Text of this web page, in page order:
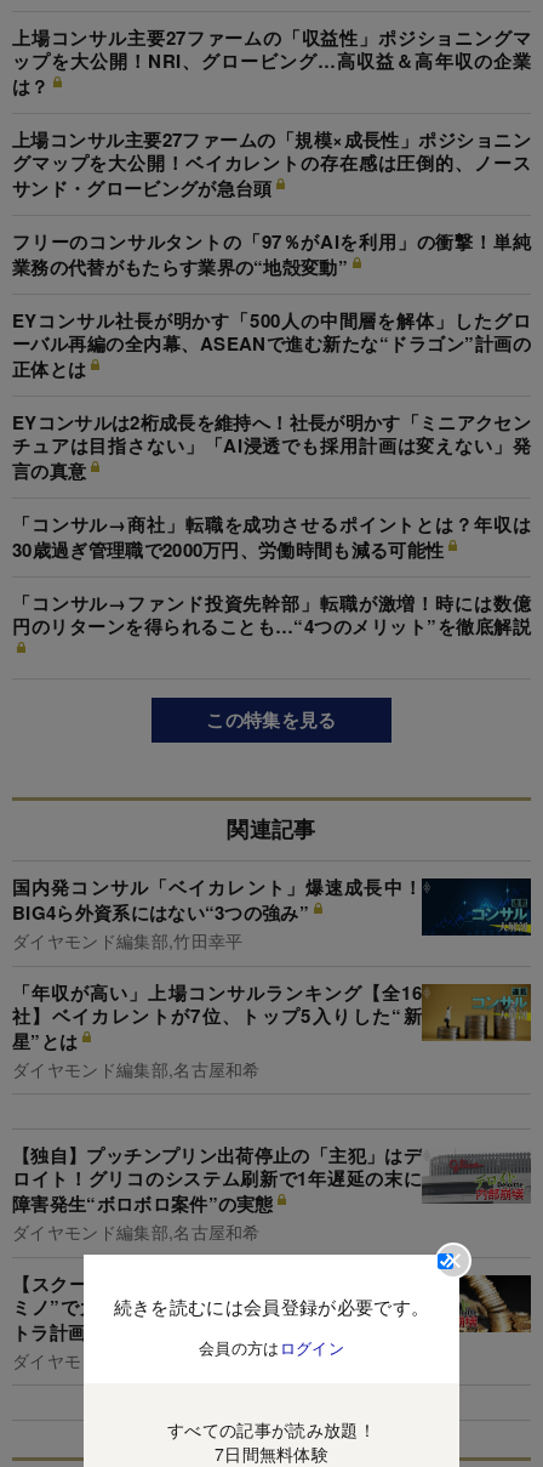
続きを読むには会員登録が必要です。
会員の方は ログイン
すべての記事が読み放題！
7日間無料体験
上場コンサル主要27ファームの「収益性」ポジショニングマ
ップを大公開！NRI、グロービング…高収益＆高年収の企業
は？
上場コンサル主要27ファームの「規模×成長性」ポジショニン
グマップを大公開！ベイカレントの存在感は圧倒的、ノース
サンド・グロービングが急台頭
フリーのコンサルタントの「97％がAIを利用」の衝撃！単純
業務の代替がもたらす業界の“地殻変動”
EYコンサル社長が明かす「500人の中間層を解体」したグロ
ーバル再編の全内幕、ASEANで進む新たな“ドラゴン”計画の
正体とは
EYコンサルは2桁成長を維持へ！社長が明かす「ミニアクセン
チュアは目指さない」「AI浸透でも採用計画は変えない」発
言の真意
「コンサル→商社」転職を成功させるポイントとは？年収は
30歳過ぎ管理職で2000万円、労働時間も減る可能性
「コンサル→ファンド投資先幹部」転職が激増！時には数億
円のリターンを得られることも…“4つのメリット”を徹底解説
この特集を見る
関連記事
国内発コンサル「ベイカレント」爆速成長中！
BIG4ら外資系にはない“3つの強み”
ダイヤモンド編集部,竹田幸平
「年収が高い」上場コンサルランキング【全16
社】ベイカレントが7位、トップ5入りした“新
星”とは
ダイヤモンド編集部,名古屋和希
【独自】プッチンプリン出荷停止の「主犯」はデ
ロイト！グリコのシステム刷新で1年遅延の末に
障害発生“ボロボロ案件”の実態
ダイヤモンド編集部,名古屋和希
【スクープ】デロイトが内部崩壊！“予算未達ド
ミノ”で大幅下方修正、「禁じ手」人員削減リス
トラ計画の全容
ダイヤモンド編集部,名古屋和希